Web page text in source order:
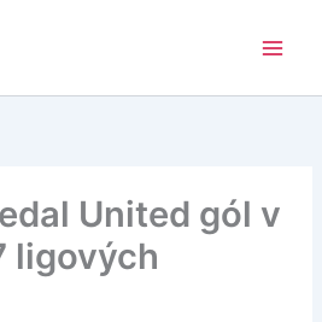
United gól v
ligových